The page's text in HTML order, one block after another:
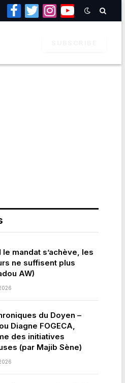
Facebook
TwitterInstagramYouTube
le mandat s’achève, les
ne suffisent plus
AW)
du Doyen –
Diagne FOGECA,
des initiatives
(par Majib Sène)